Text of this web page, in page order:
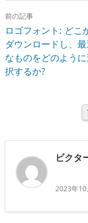
前の記事
ロゴフォント: どこ
ダウンロードし、最
なものをどのように
択するか?
ビクタ
2023年10